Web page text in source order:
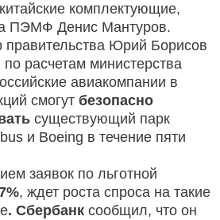
комплектующие,
ПЭМФ Денис Мантуров.
правительства Юрий Борисов
расчетам министерства
авиакомпании в
смогут безопасно
существующий парк
и Boeing в течение пяти
заявок по льготной
, ждет роста спроса на такие
. Сбербанк сообщил, что он